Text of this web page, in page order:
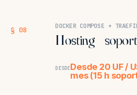
§ 08 DOCKER COMPOSE +
Hosting +
DESDEDesde 20 UF /
mes (15 h